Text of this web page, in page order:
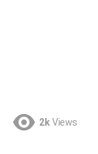
2k Views